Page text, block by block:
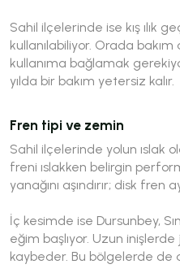
Sahil ilçelerinde ise kış ılık
kullanılabiliyor. Orada bakım
kullanıma bağlamak
yılda bir bakım yetersiz kalır.
Fren tipi ve zemin
Sahil ilçelerinde yolun ıslak
freni ıslakken belirgin
yanağını aşındırır; disk fren
İç kesimde ise Dursunbey,
eğim başlıyor. Uzun
kaybeder. Bu bölgelerde de